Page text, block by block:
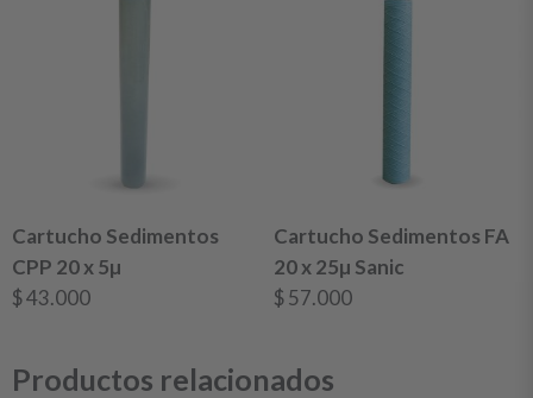
Cartucho Sedimentos
CPP 20 x 5µ
$43.000
Cartucho Sedimentos FA
20 x 25µ Sanic
$57.000
Productos relacionados